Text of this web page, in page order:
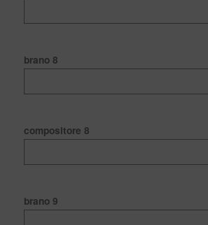
brano 8
compositore 8
brano 9